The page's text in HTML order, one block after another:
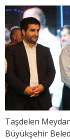
Taşdelen
Büyükşehir